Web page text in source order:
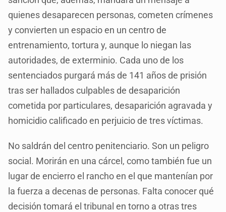
quienes desaparecen personas, cometen crímenes
y convierten un espacio en un centro de
entrenamiento, tortura y, aunque lo niegan las
autoridades, de exterminio. Cada uno de los
sentenciados purgará más de 141 años de prisión
tras ser hallados culpables de desaparición
cometida por particulares, desaparición agravada y
homicidio calificado en perjuicio de tres víctimas.
No saldrán del centro penitenciario. Son un peligro
social. Morirán en una cárcel, como también fue un
lugar de encierro el rancho en el que mantenían por
la fuerza a decenas de personas. Falta conocer qué
decisión tomará el tribunal en torno a otras tres